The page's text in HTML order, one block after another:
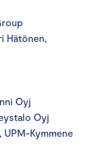
Hätönen,
Oyj
Oyj
UPM-Kymmene